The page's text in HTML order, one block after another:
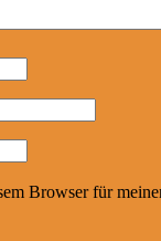
Browser für